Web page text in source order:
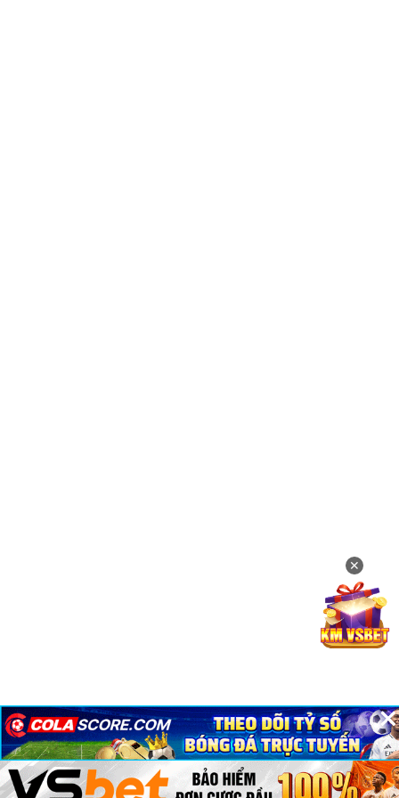
×
×
×
✕